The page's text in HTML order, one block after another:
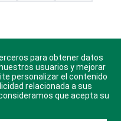
para Android, iOS y
para obtener datos
usuarios y mejorar
personalizar el contenido
relacionada a sus
que acepta su